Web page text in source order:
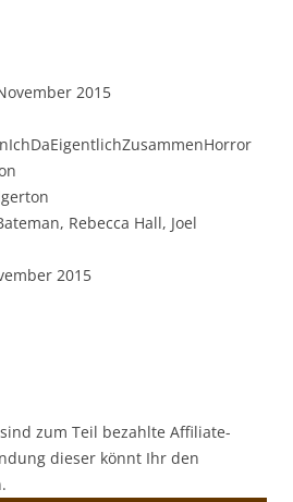
2015
Rebecca Hall, Joel
2015
zum Teil bezahlte Affiliate-
dieser könnt Ihr den